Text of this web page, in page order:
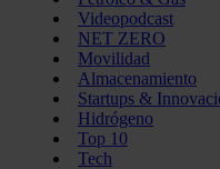
Videopodcast
NET ZERO
Movilidad
Almacenamiento
Startups &
Hidrógeno
Top 10
Tech